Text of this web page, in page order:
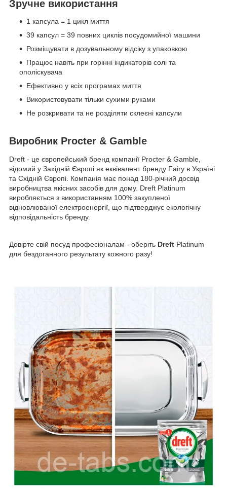
Зручне використання
1 капсула = 1 цикл миття
39 капсул = 39 повних циклів посудомийної машини
Розміщувати в дозувальному відсіку з упаковкою
Працює навіть при горінні індикаторів солі та
ополіскувача
Ефективно у всіх програмах миття
Використовувати тільки сухими руками
Не розкривати та не розділяти склеєні капсули
Виробник Procter & Gamble
Dreft - це європейський бренд компанії Procter & Gamble,
відомий у Західній Європі як еквівалент бренду Fairy в Україні
та Східній Європі. Компанія має понад 180-річний досвід
виробництва якісних засобів для дому. Dreft Platinum
виробляється з використанням 100% закупленої
відновлюваної електроенергії, що підтверджує екологічну
відповідальність бренду.
Довірте свій посуд професіоналам - оберіть Dreft Platinum
для бездоганного результату кожного разу!